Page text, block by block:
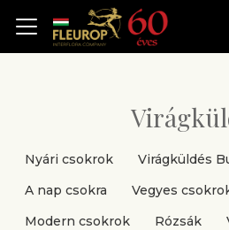
Nyári csokrok
Virágküldés
A nap csokra
Vegyes
Modern csokrok
Rózsák